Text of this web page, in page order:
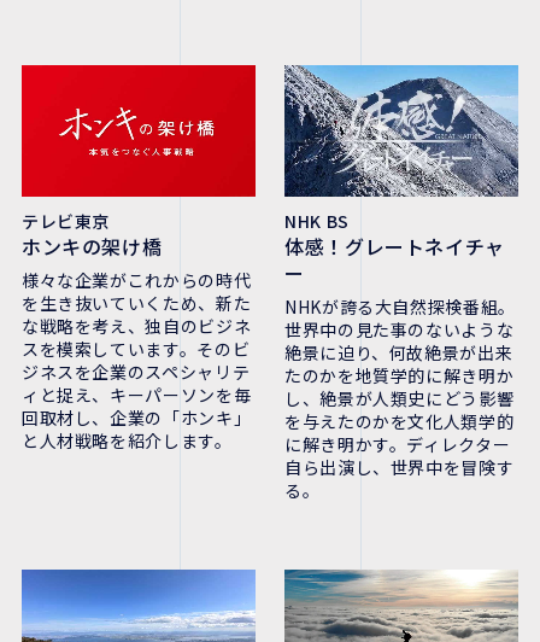
テレビ東京
ホンキの架け橋
様々な企業がこれからの時代
を生き抜いていくため、新た
な戦略を考え、独自のビジネ
スを模索しています。そのビ
ジネスを企業のスペシャリテ
ィと捉え、キーパーソンを毎
回取材し、企業の「ホンキ」
と人材戦略を紹介します。
NHK BS
体感！グレートネイチャ
ー
NHKが誇る大自然探検番組。
世界中の見た事のないような
絶景に迫り、何故絶景が出来
たのかを地質学的に解き明か
し、絶景が人類史にどう影響
を与えたのかを文化人類学的
に解き明かす。ディレクター
自ら出演し、世界中を冒険す
る。